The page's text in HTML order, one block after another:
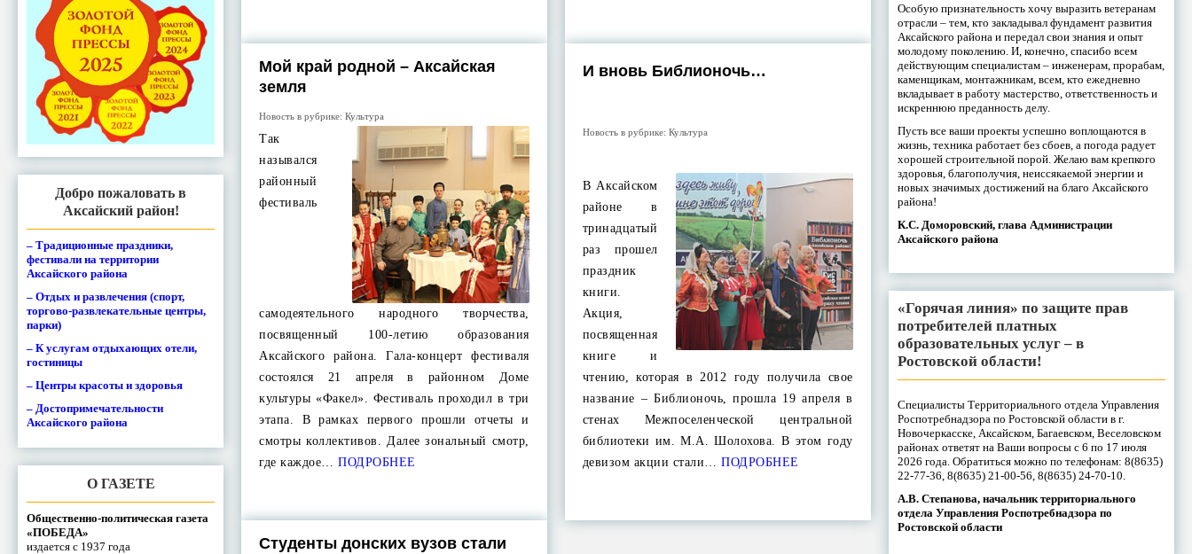
Добро пожаловать в
Аксайский район!
– Традиционные праздники,
фестивали на территории
Аксайского района
– Отдых и развлечения (спорт,
торгово-развлекательные центры,
парки)
– К услугам отдыхающих отели,
гостиницы
– Центры красоты и здоровья
– Достопримечательности
Аксайского района
О ГАЗЕТЕ
Общественно-политическая газета
«ПОБЕДА»
издается с 1937 года
Мой край родной – Аксайская
земля
Новость в рубрике:Культура
Так
назывался
районный
фестиваль
самодеятельного народного творчества,
посвященный 100-летию образования
Аксайского района. Гала-концерт фестиваля
состоялся 21 апреля в районном Доме
культуры «Факел». Фестиваль проходил в три
этапа. В рамках первого прошли отчеты и
смотры коллективов. Далее зональный смотр,
где каждое… ПОДРОБНЕЕ
И вновь Библионочь…
Новость в рубрике: Культура
В Аксайском
районе в
тринадцатый
раз прошел
праздник
книги.
Акция,
посвященная
книге и
чтению, которая в 2012 году получила свое
название – Библионочь, прошла 19 апреля в
стенах Межпоселенческой центральной
библиотеки им. М.А. Шолохова. В этом году
девизом акции стали… ПОДРОБНЕЕ
Студенты донских вузов стали
Особую признательность хочу выразить ветеранам
отрасли – тем, кто закладывал фундамент развития
Аксайского района и передал свои знания и опыт
молодому поколению. И, конечно, спасибо всем
действующим специалистам – инженерам, прорабам,
каменщикам, монтажникам, всем, кто ежедневно
вкладывает в работу мастерство, ответственность и
искреннюю преданность делу.
Пусть все ваши проекты успешно воплощаются в
жизнь, техника работает без сбоев, а погода радует
хорошей строительной порой. Желаю вам крепкого
здоровья, благополучия, неиссякаемой энергии и
новых значимых достижений на благо Аксайского
района!
К.С. Доморовский, глава Администрации
Аксайского района
«Горячая линия» по защите прав
потребителей платных
образовательных услуг – в
Ростовской области!
Специалисты Территориального отдела Управления
Роспотребнадзора по Ростовской области в г.
Новочеркасске, Аксайском, Багаевском, Веселовском
районах ответят на Ваши вопросы с 6 по 17 июля
2026 года. Обратиться можно по телефонам: 8(8635)
22-77-36, 8(8635) 21-00-56, 8(8635) 24-70-10.
А.В. Степанова, начальник территориального
отдела Управления Роспотребнадзора по
Ростовской области